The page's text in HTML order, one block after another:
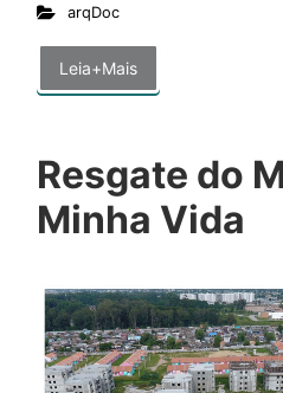
arqDoc
Leia+Mais
Resgate do
Minha Vida